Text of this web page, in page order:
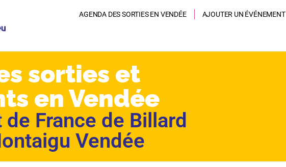
AGENDA DES SORTIES EN VENDÉE AJOUTER UN ÉVÉNEMENT
sorties et
en Vendée
France de Billard
Vendée